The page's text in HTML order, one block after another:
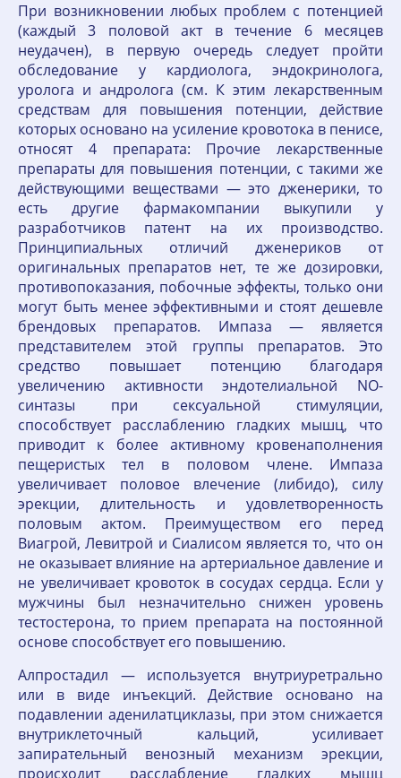
При возникновении любых проблем с потенцией
(каждый 3 половой акт в течение 6 месяцев
неудачен), в первую очередь следует пройти
обследование у кардиолога, эндокринолога,
уролога и андролога (см. К этим лекарственным
средствам для повышения потенции, действие
которых основано на усиление кровотока в пенисе,
относят 4 препарата: Прочие лекарственные
препараты для повышения потенции, с такими же
действующими веществами — это дженерики, то
есть другие фармакомпании выкупили у
разработчиков патент на их производство.
Принципиальных отличий дженериков от
оригинальных препаратов нет, те же дозировки,
противопоказания, побочные эффекты, только они
могут быть менее эффективными и стоят дешевле
брендовых препаратов. Импаза — является
представителем этой группы препаратов. Это
средство повышает потенцию благодаря
увеличению активности эндотелиальной NO-
синтазы при сексуальной стимуляции,
способствует расслаблению гладких мышц, что
приводит к более активному кровенаполнения
пещеристых тел в половом члене. Импаза
увеличивает половое влечение (либидо), силу
эрекции, длительность и удовлетворенность
половым актом. Преимуществом его перед
Виагрой, Левитрой и Сиалисом является то, что он
не оказывает влияние на артериальное давление и
не увеличивает кровоток в сосудах сердца. Если у
мужчины был незначительно снижен уровень
тестостерона, то прием препарата на постоянной
основе способствует его повышению.
Алпростадил — используется внутриуретрально
или в виде инъекций. Действие основано на
подавлении аденилатциклазы, при этом снижается
внутриклеточный кальций, усиливает
запирательный венозный механизм эрекции,
происходит расслабление гладких мышц